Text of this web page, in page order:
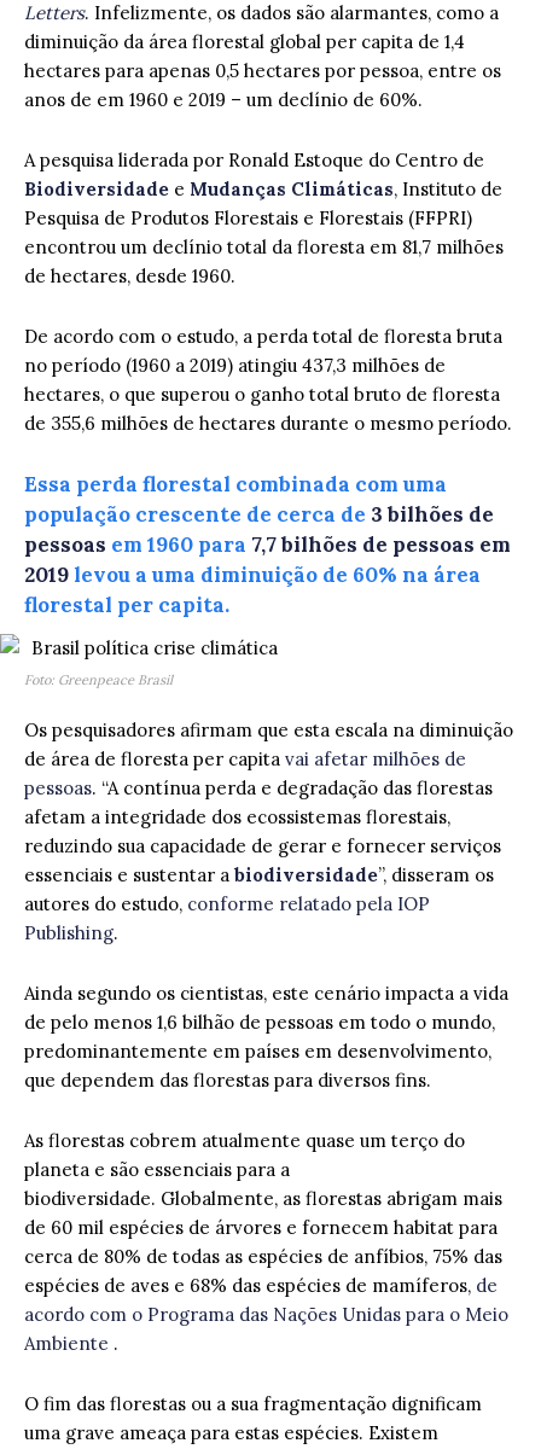
Letters. Infelizmente, os dados são alarmantes, como a
diminuição da área florestal global per capita de 1,4
hectares para apenas 0,5 hectares por pessoa, entre os
anos de em 1960 e 2019 – um declínio de 60%.
A pesquisa liderada por Ronald Estoque do Centro de
Biodiversidade e Mudanças Climáticas, Instituto de
Pesquisa de Produtos Florestais e Florestais (FFPRI)
encontrou um declínio total da floresta em 81,7 milhões
de hectares, desde 1960.
De acordo com o estudo, a perda total de floresta bruta
no período (1960 a 2019) atingiu 437,3 milhões de
hectares, o que superou o ganho total bruto de floresta
de 355,6 milhões de hectares durante o mesmo período.
Essa perda florestal combinada com uma
população crescente de cerca de 3 bilhões de
pessoas em 1960 para 7,7 bilhões de pessoas em
2019levou a uma diminuição de 60% na área
florestal per capita.
Foto: Greenpeace Brasil
Os pesquisadores afirmam que esta escala na diminuição
de área de floresta per capita vai afetar milhões de
pessoas. “A contínua perda e degradação das florestas
afetam a integridade dos ecossistemas florestais,
reduzindo sua capacidade de gerar e fornecer serviços
essenciais e sustentar a biodiversidade”, disseram os
autores do estudo, conforme relatado pela IOP
Publishing.
Ainda segundo os cientistas, este cenário impacta a vida
de pelo menos 1,6 bilhão de pessoas em todo o mundo,
predominantemente em países em desenvolvimento,
que dependem das florestas para diversos fins.
As florestas cobrem atualmente quase um terço do
planeta e são essenciais para a
biodiversidade. Globalmente, as florestas abrigam mais
de 60 mil espécies de árvores e fornecem habitat para
cerca de 80% de todas as espécies de anfíbios, 75% das
espécies de aves e 68% das espécies de mamíferos, de
acordo com o Programa das Nações Unidas para o Meio
Ambiente .
O fim das florestas ou a sua fragmentação dignificam
uma grave ameaça para estas espécies. Existem